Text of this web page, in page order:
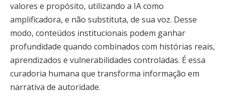
valores e propósito, utilizando a IA como
amplificadora, e não substituta, de sua voz. Desse
modo, conteúdos institucionais podem ganhar
profundidade quando combinados com histórias reais,
aprendizados e vulnerabilidades controladas. É essa
curadoria humana que transforma informação em
narrativa de autoridade.